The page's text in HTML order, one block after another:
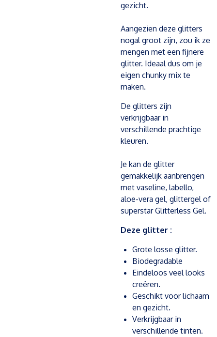
gezicht.
Aangezien deze glitters
nogal groot zijn, zou ik ze
mengen met een fijnere
glitter. Ideaal dus om je
eigen chunky mix te
maken.
De glitters zijn
verkrijgbaar in
verschillende prachtige
kleuren.
Je kan de glitter
gemakkelijk aanbrengen
met vaseline, labello,
aloe-vera gel, glittergel of
superstar Glitterless Gel.
Deze glitter :
Grote losse glitter.
Biodegradable
Eindeloos veel looks
creëren.
Geschikt voor lichaam
en gezicht.
Verkrijgbaar in
verschillende tinten.